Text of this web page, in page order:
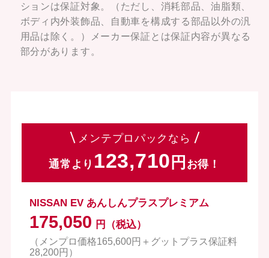
ションは保証対象。（ただし、消耗部品、油脂類、
ボディ内外装飾品、自動車を構成する部品以外の汎
用品は除く。）メーカー保証とは保証内容が異なる
部分があります。
メンテプロパックなら
通常より 123,710 お得！
NISSAN EV あんしんプラスプレミアム
175,050 円（税込）
（メンプロ価格165,600円＋グットプラス保証料
28,200円）